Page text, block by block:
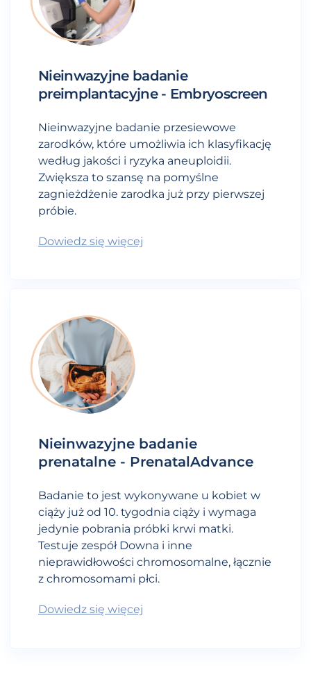
Nieinwazyjne badanie
preimplantacyjne - Embryoscreen
Nieinwazyjne badanie przesiewowe
zarodków, które umożliwia ich klasyfikację
według jakości i ryzyka aneuploidii.
Zwiększa to szansę na pomyślne
zagnieżdżenie zarodka już przy pierwszej
próbie.
Dowiedz się więcej
Nieinwazyjne badanie
prenatalne - PrenatalAdvance
Badanie to jest wykonywane u kobiet w
ciąży już od 10. tygodnia ciąży i wymaga
jedynie pobrania próbki krwi matki.
Testuje zespół Downa i inne
nieprawidłowości chromosomalne, łącznie
z chromosomami płci.
Dowiedz się więcej